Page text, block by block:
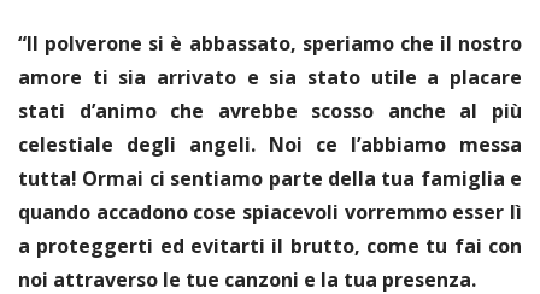
“Il polverone si è abbassato, speriamo che il nostro
amore ti sia arrivato e sia stato utile a placare
stati d’animo che avrebbe scosso anche al più
celestiale degli angeli. Noi ce l’abbiamo messa
tutta! Ormai ci sentiamo parte della tua famiglia e
quando accadono cose spiacevoli vorremmo esser lì
a proteggerti ed evitarti il brutto, come tu fai con
noi attraverso le tue canzoni e la tua presenza.